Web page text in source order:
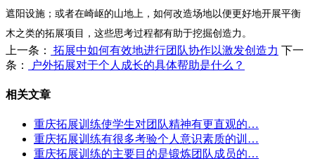
遮阳设施；或者在崎岖的山地上，如何改造场地以便更好地开展平衡
木之类的拓展项目，这些思考过程都有助于挖掘创造力。
上一条： 拓展中如何有效地进行团队协作以激发创造力 下一
条：
户外拓展对于个人成长的具体帮助是什么？
相关文章
重庆拓展训练使学生对团队精神有更直观的…
重庆拓展训练有很多考验个人意识素质的训…
重庆拓展训练的主要目的是锻炼团队成员的…